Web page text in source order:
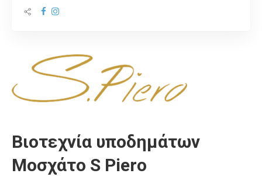
Βιοτεχνία υποδημάτων
Μοσχάτο S Piero